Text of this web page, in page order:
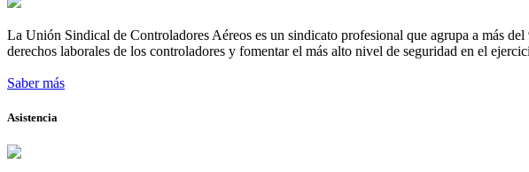
La Unión Sindical de Controladores Aéreos es un sindicato profesional que agrupa a más
derechos laborales de los controladores y fomentar el más alto nivel de seguridad en el
Saber más
Asistencia